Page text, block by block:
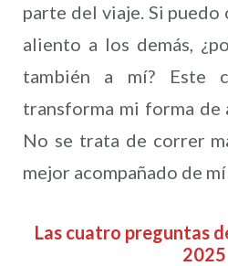
parte del viaje. Si
aliento a los demás,
también a mí? Este
transforma mi forma de
No se trata de correr
mejor acompañado de
Las cuatro preguntas
2025